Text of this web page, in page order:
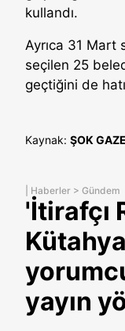
kullandı.
Ayrıca 31 Mart
seçilen 25
geçtiğini de
Kaynak: ŞOK
Haberler > Gündem
'İtirafçı
yayın